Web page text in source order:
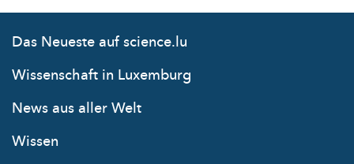
Das Neueste auf science.lu
Wissenschaft in Luxemburg
News aus aller Welt
Wissen